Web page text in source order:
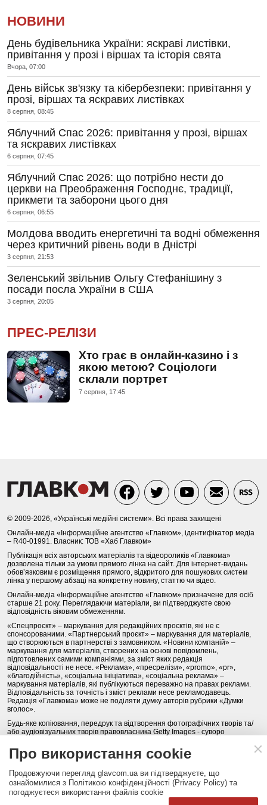
НОВИНИ
День будівельника України: яскраві листівки,
привітання у прозі і віршах та історія свята
Вчора, 07:00
День військ зв'язку та кібербезпеки: привітання у
прозі, віршах та яскравих листівках
8 серпня, 08:45
Яблучний Спас 2026: привітання у прозі, віршах
та яскравих листівках
6 серпня, 07:45
Яблучний Спас 2026: що потрібно нести до
церкви на Преображення Господнє, традиції,
прикмети та заборони цього дня
6 серпня, 06:55
Молдова вводить енергетичні та водні обмеження
через критичний рівень води в Дністрі
3 серпня, 21:53
Зеленський звільнив Ольгу Стефанішину з
посади посла України в США
3 серпня, 20:05
ПРЕС-РЕЛІЗИ
Хто грає в онлайн-казино і з
якою метою? Соціологи
склали портрет
7 серпня, 17:45
© 2009-2026, «Українські медійні системи». Всі права захищені
Онлайн-медіа «Інформаційне агентство «Главком», ідентифікатор медіа
– R40-01991. Власник: ТОВ «Хаб Главком»
Публікація всіх авторських матеріалів та відеороликів «Главкома»
дозволена тільки за умови прямого лінка на сайт. Для інтернет-видань
обов’язковим є розміщення прямого, відкритого для пошукових систем
лінка у першому абзаці на конкретну новину, статтю чи відео.
Онлайн-медіа «Інформаційне агентство «Главком» призначене для осіб
старше 21 року. Переглядаючи матеріали, ви підтверджуєте свою
відповідність віковим обмеженням.
«Спецпроєкт» – маркування для редакційних проєктів, які не є
спонсорованими. «Партнерський проєкт» – маркування для матеріалів,
що створюються в партнерстві з замовником. «Новини компаній» –
маркування для матеріалів, створених на основі повідомлень,
підготовлених самими компаніями, за зміст яких редакція
відповідальності не несе. «Реклама», «пресрелізи», «promo», «pr»,
«благодійність», «соціальна ініціатива», «соціальна реклама» –
маркування матеріалів, які публікуються переважно на правах реклами.
Відповідальність за точність і зміст реклами несе рекламодавець.
Редакція «Главкома» може не поділяти думку авторів рубрики «Думки
вголос».
Будь-яке копіювання, передрук та відтворення фотографічних творів та/
або аудіовізуальних творів правовласника Getty Images - суворо
Політика конфіденційності (Privacy Policy). Правила сайту
КОНТАКТИ НАША КОМАНДА АРХІВ
Партнери:DepositPhotos.com,opendatabot.ua
Про використання cookie
Продовжуючи перегляд glavcom.ua ви підтверджуєте, що
ознайомилися з Політикою конфіденційності (Privacy Policy) та
погоджуєтеся використання файлів cookie